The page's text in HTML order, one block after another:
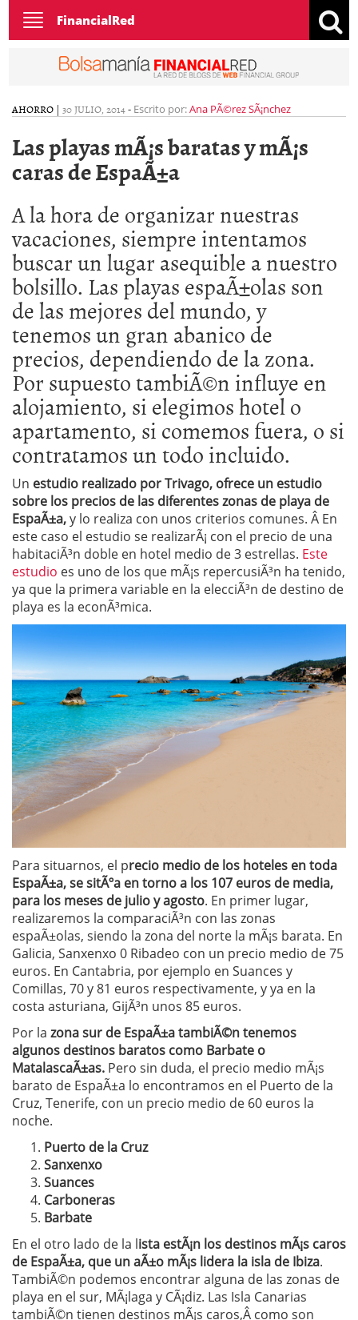
Toggle
navigation
FinancialRed
AHORRO | 30 JULIO, 2014- Escrito por:Ana PÃ©rez SÃ¡nchez
Las playas mÃ¡s baratas y mÃ¡s
caras de EspaÃ±a
A la hora de organizar nuestras
vacaciones, siempre intentamos
buscar un lugar asequible a nuestro
bolsillo. Las playas espaÃ±olas son
de las mejores del mundo, y
tenemos un gran abanico de
precios, dependiendo de la zona.
Por supuesto tambiÃ©n influye en
alojamiento, si elegimos hotel o
apartamento, si comemos fuera, o si
contratamos un todo incluido.
Un estudio realizado por Trivago, ofrece un estudio
sobre los precios de las diferentes zonas de playa de
EspaÃ±a,y lo realiza con unos criterios comunes. Â En
este caso el estudio se realizarÃ¡ con el precio de una
habitaciÃ³n doble en hotel medio de 3 estrellas. Este
estudio es uno de los que mÃ¡s repercusiÃ³n ha tenido,
ya que la primera variable en la elecciÃ³n de destino de
playa es la econÃ³mica.
Para situarnos, el precio medio de los hoteles en toda
EspaÃ±a, se sitÃºa en torno a los 107 euros de media,
para los meses de julio y agosto. En primer lugar,
realizaremos la comparaciÃ³n con las zonas
espaÃ±olas, siendo la zona del norte la mÃ¡s barata. En
Galicia, Sanxenxo 0 Ribadeo con un precio medio de 75
euros. En Cantabria, por ejemplo en Suances y
Comillas, 70 y 81 euros respectivamente, y ya en la
costa asturiana, GijÃ³n unos 85 euros.
Por la zona sur de EspaÃ±a tambiÃ©n tenemos
algunos destinos baratos como Barbate o
MatalascaÃ±as. Pero sin duda, el precio medio mÃ¡s
barato de EspaÃ±a lo encontramos en el Puerto de la
Cruz, Tenerife, con un precio medio de 60 euros la
noche.
Puerto de la Cruz
Sanxenxo
Suances
Carboneras
Barbate
En el otro lado de la lista estÃ¡n los destinos mÃ¡s caros
de EspaÃ±a, que un aÃ±o mÃ¡s lidera la isla de Ibiza.
TambiÃ©n podemos encontrar alguna de las zonas de
playa en el sur, MÃ¡laga y CÃ¡diz. Las Isla Canarias
tambiÃ©n tienen destinos mÃ¡s caros,Â como son